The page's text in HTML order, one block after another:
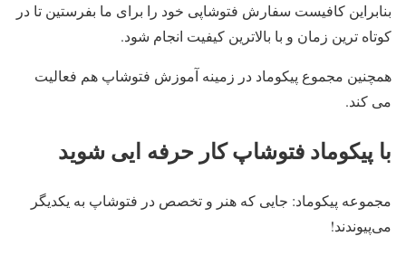
بنابراین کافیست سفارش فتوشاپی خود را برای ما بفرستین تا در
کوتاه ترین زمان و با بالاترین کیفیت انجام شود.
همچنین مجموع پیکوماد در زمینه آموزش فتوشاپ هم فعالیت
می کند.
با پیکوماد فتوشاپ کار حرفه ایی شوید
مجموعه پیکوماد: جایی که هنر و تخصص در فتوشاپ به یکدیگر
می‌پیوندند!